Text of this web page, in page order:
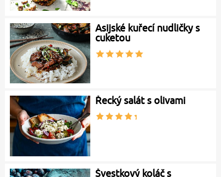
Asijské kuřecí nudličky s
cuketou
Řecký salát s olivami
Švestkový koláč s